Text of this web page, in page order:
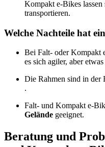
Kompakt e-Bikes
transportieren.
Welche Nachteile hat
Bei Falt- oder Kompakt
es sich agiler, aber
Die Rahmen sind in der
.
Falt- und Kompakt e-
Gelände geeignet.
Beratung und